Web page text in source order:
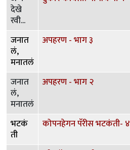
देखे
रवी...
जनात
लं,
मनातलं
अपहरण - भाग ३
जनात
लं,
मनातलं
अपहरण - भाग २
भटकं
ती
कोपनहेगन पॅरीस भटकंती- ४